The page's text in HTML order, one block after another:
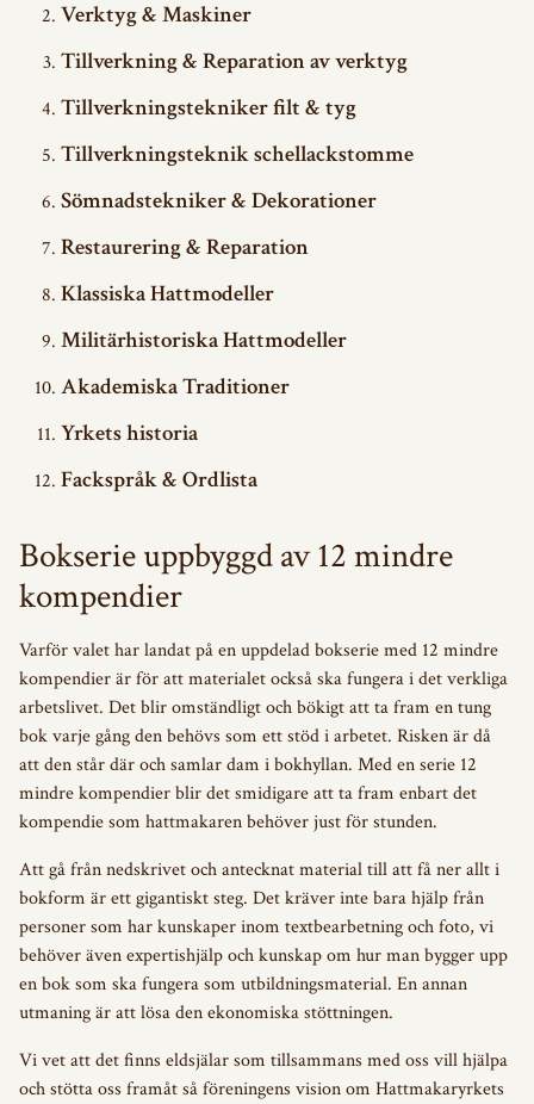
Verktyg & Maskiner
Tillverkning & Reparation av verktyg
Tillverkningstekniker filt & tyg
Tillverkningsteknik schellackstomme
Sömnadstekniker & Dekorationer
Restaurering & Reparation
Klassiska Hattmodeller
Militärhistoriska Hattmodeller
Akademiska Traditioner
Yrkets historia
Fackspråk & Ordlista
Bokserie uppbyggd av 12 mindre
kompendier
Varför valet har landat på en uppdelad bokserie med 12 mindre
kompendier är för att materialet också ska fungera i det verkliga
arbetslivet. Det blir omständligt och bökigt att ta fram en tung
bok varje gång den behövs som ett stöd i arbetet. Risken är då
att den står där och samlar dam i bokhyllan. Med en serie 12
mindre kompendier blir det smidigare att ta fram enbart det
kompendie som hattmakaren behöver just för stunden.
Att gå från nedskrivet och antecknat material till att få ner allt i
bokform är ett gigantiskt steg. Det kräver inte bara hjälp från
personer som har kunskaper inom textbearbetning och foto, vi
behöver även expertishjälp och kunskap om hur man bygger upp
en bok som ska fungera som utbildningsmaterial. En annan
utmaning är att lösa den ekonomiska stöttningen.
Vi vet att det finns eldsjälar som tillsammans med oss vill hjälpa
och stötta oss framåt så föreningens vision om Hattmakaryrkets